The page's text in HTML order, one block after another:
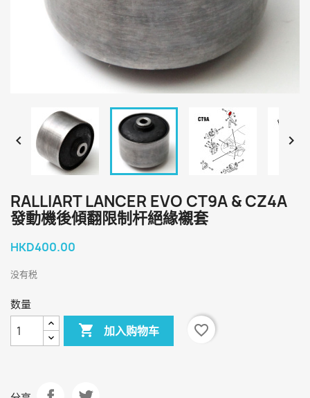
 
RALLIART LANCER EVO CT9A & CZ4A
發動機後傾翻限制杆絕緣襯套
HKD400.00
没有税
数量
 加入购物车 favorite_border